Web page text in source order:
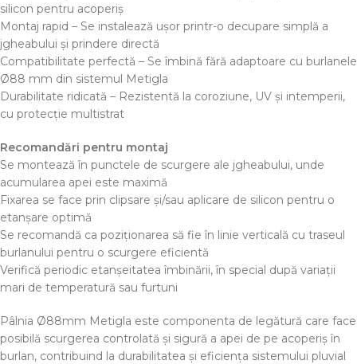
silicon pentru acoperiș
Montaj rapid – Se instalează ușor printr-o decupare simplă a
jgheabului și prindere directă
Compatibilitate perfectă – Se îmbină fără adaptoare cu burlanele
Ø88 mm din sistemul Metigla
Durabilitate ridicată – Rezistentă la coroziune, UV și intemperii,
cu protecție multistrat
Recomandări pentru montaj
Se montează în punctele de scurgere ale jgheabului, unde
acumularea apei este maximă
Fixarea se face prin clipsare și/sau aplicare de silicon pentru o
etanșare optimă
Se recomandă ca poziționarea să fie în linie verticală cu traseul
burlanului pentru o scurgere eficientă
Verifică periodic etanșeitatea îmbinării, în special după variații
mari de temperatură sau furtuni
Pâlnia Ø88mm Metigla este componenta de legătură care face
posibilă scurgerea controlată și sigură a apei de pe acoperiș în
burlan, contribuind la durabilitatea și eficiența sistemului pluvial